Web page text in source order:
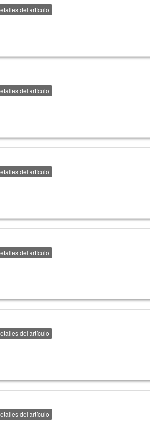
del artículo
del artículo
del artículo
del artículo
del artículo
del artículo